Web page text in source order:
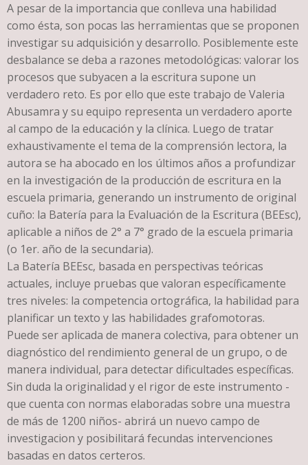
A pesar de la importancia que conlleva una habilidad
como ésta, son pocas las herramientas que se proponen
investigar su adquisición y desarrollo. Posiblemente este
desbalance se deba a razones metodológicas: valorar los
procesos que subyacen a la escritura supone un
verdadero reto. Es por ello que este trabajo de Valeria
Abusamra y su equipo representa un verdadero aporte
al campo de la educación y la clínica. Luego de tratar
exhaustivamente el tema de la comprensión lectora, la
autora se ha abocado en los últimos años a profundizar
en la investigación de la producción de escritura en la
escuela primaria, generando un instrumento de original
cuño: la Batería para la Evaluación de la Escritura (BEEsc),
aplicable a niños de 2° a 7° grado de la escuela primaria
(o 1er. año de la secundaria).
La Batería BEEsc, basada en perspectivas teóricas
actuales, incluye pruebas que valoran específicamente
tres niveles: la competencia ortográfica, la habilidad para
planificar un texto y las habilidades grafomotoras.
Puede ser aplicada de manera colectiva, para obtener un
diagnóstico del rendimiento general de un grupo, o de
manera individual, para detectar dificultades específicas.
Sin duda la originalidad y el rigor de este instrumento -
que cuenta con normas elaboradas sobre una muestra
de más de 1200 niños- abrirá un nuevo campo de
investigacion y posibilitará fecundas intervenciones
basadas en datos certeros.